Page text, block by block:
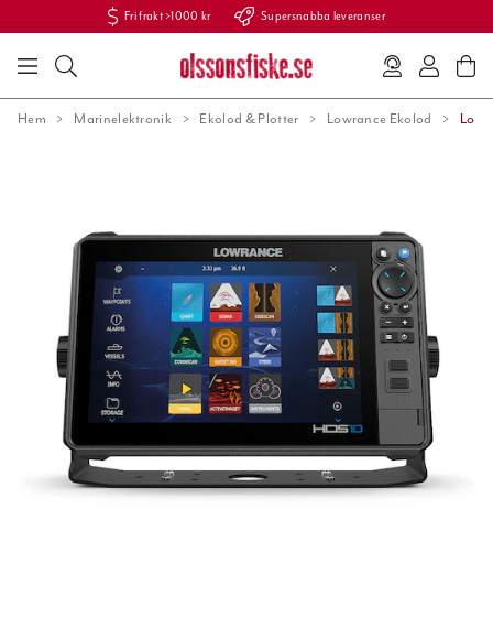
Fri frakt >1000 kr Supersnabba leveranser
Hem Marinelektronik Ekolod & Plotter Lowrance Ekolod